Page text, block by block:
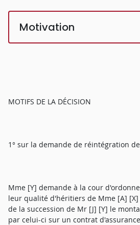
Motivation
MOTIFS DE LA DÉCISION
1° sur la demande de réintégration
Mme [Y] demande à la cour
leur qualité d'héritiers de Mme [A]
de la succession de Mr [J] [Y] le
par celui-ci sur un contrat